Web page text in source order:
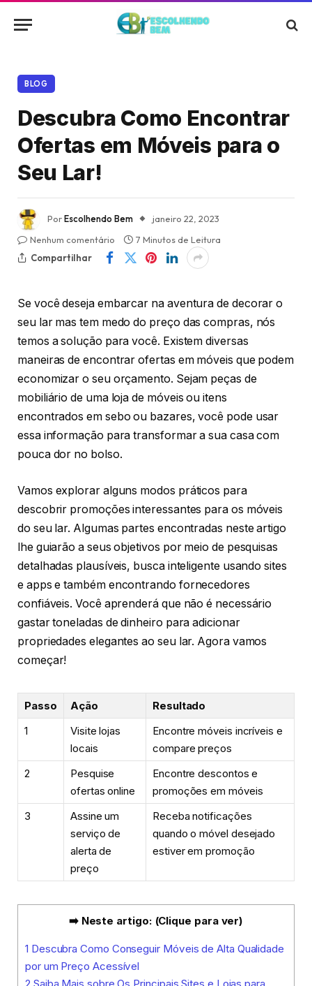
BLOG
Descubra Como Encontrar
Ofertas em Móveis para o
Seu Lar!
PorEscolhendo Bem
janeiro 22, 2023
Nenhum comentário
7 Minutos de Leitura
Compartilhar
Se você deseja embarcar na aventura de decorar o
seu lar mas tem medo do preço das compras, nós
temos a solução para você. Existem diversas
maneiras de encontrar ofertas em móveis que podem
economizar o seu orçamento. Sejam peças de
mobiliário de uma loja de móveis ou itens
encontrados em sebo ou bazares, você pode usar
essa informação para transformar a sua casa com
pouca dor no bolso.
Vamos explorar alguns modos práticos para
descobrir promoções interessantes para os móveis
do seu lar. Algumas partes encontradas neste artigo
lhe guiarão a seus objetivos por meio de pesquisas
detalhadas plausíveis, busca inteligente usando sites
e apps e também encontrando fornecedores
confiáveis. Você aprenderá que não é necessário
gastar toneladas de dinheiro para adicionar
propriedades elegantes ao seu lar. Agora vamos
começar!
Passo Ação
Resultado
1
Visite lojas
locais
Encontre móveis incríveis e
compare preços
2
Pesquise
ofertas online
Encontre descontos e
promoções em móveis
3
Assine um
serviço de
alerta de
preço
Receba notificações
quando o móvel desejado
estiver em promoção
➡️ Neste artigo: (Clique para ver)
1 Descubra Como Conseguir Móveis de Alta Qualidade
por um Preço Acessível